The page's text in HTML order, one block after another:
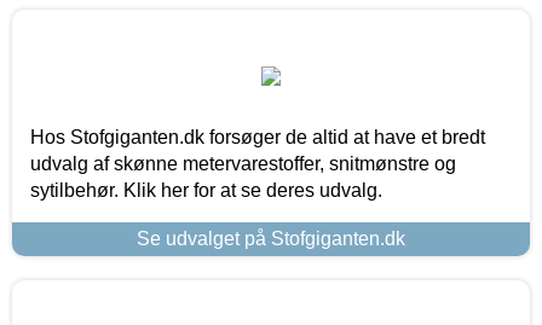
Hos Stofgiganten.dk forsøger de altid at have et bredt
udvalg af skønne metervarestoffer, snitmønstre og
sytilbehør. Klik her for at se deres udvalg.
Se udvalget på Stofgiganten.dk